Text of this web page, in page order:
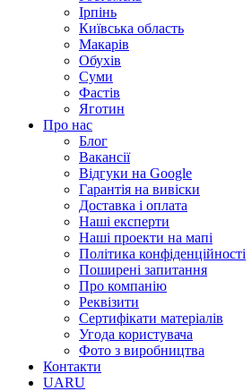
Ірпінь
Київська область
Макарів
Обухів
Суми
Фастів
Яготин
Про нас
Блог
Вакансії
Відгуки на Google
Гарантія на вивіски
Доставка і оплата
Наші експерти
Наші проекти на мапі
Політика конфіденційності
Поширені запитання
Про компанію
Реквізити
Сертифікати матеріалів
Угода користувача
Фото з виробництва
Контакти
UARU